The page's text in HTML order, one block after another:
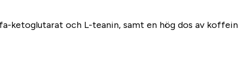
ketoglutarat och L-teanin, samt en hög dos av